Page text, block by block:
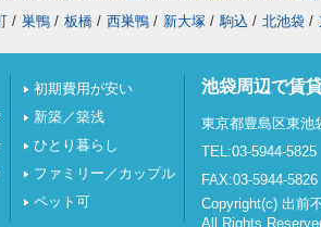
/ 巣鴨 / 板橋 / 西巣鴨 / 新大塚 / 駒込 / 北池袋 /
初期費用が安い
新築／築浅
ひとり暮らし
ファミリー／カップル
ペット可
池袋周辺で賃
東京都豊島区東池
TEL:03-5944-5825
FAX:03-5944-5826
Copyright(c) 出前
All Rights